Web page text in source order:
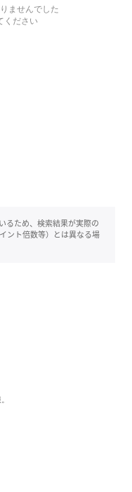
ませんでした
ください
るため、検索結果が実際の
ント倍数等）とは異なる場